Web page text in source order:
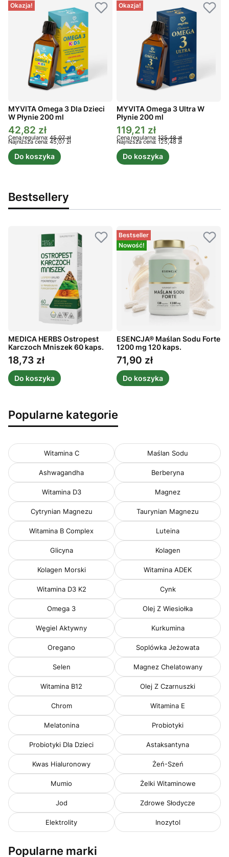
Okazja!
MYVITA Omega 3 Dla Dzieci
W Płynie 200 ml
Cena promocyjna
42,82 zł
Cena regularna: 45,07 zł
Najniższa cena: 45,07 zł
Do koszyka
Okazja!
MYVITA Omega 3 Ultra W
Płynie 200 ml
Cena promocyjna
119,21 zł
Cena regularna: 125,48 zł
Najniższa cena: 125,48 zł
Do koszyka
Bestsellery
MEDICA HERBS Ostropest
Karczoch Mniszek 60 kaps.
Cena
18,73 zł
Do koszyka
Bestseller
Nowość!
ESENCJA® Maślan Sodu Forte
1200 mg 120 kaps.
Cena
71,90 zł
Do koszyka
Popularne kategorie
Witamina C Maślan Sodu
Ashwagandha Berberyna
Witamina D3 Magnez
Cytrynian Magnezu Taurynian Magnezu
Witamina B Complex Luteina
Glicyna Kolagen
Kolagen Morski Witamina ADEK
Witamina D3 K2 Cynk
Omega 3 Olej Z Wiesiołka
Węgiel Aktywny Kurkumina
Oregano Soplówka Jeżowata
Selen Magnez Chelatowany
Witamina B12 Olej Z Czarnuszki
Chrom Witamina E
Melatonina Probiotyki
Probiotyki Dla Dzieci Astaksantyna
Kwas Hialuronowy Żeń-Szeń
Mumio Żelki Witaminowe
Jod Zdrowe Słodycze
Elektrolity Inozytol
Popularne marki